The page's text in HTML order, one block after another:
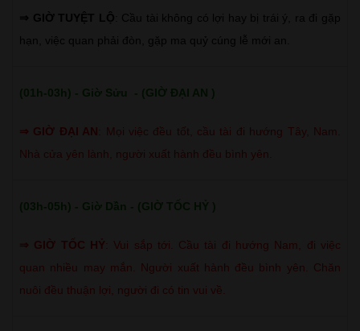
⇒ GIỜ TUYỆT LỘ : Cầu tài không có lợi hay bị trái ý, ra đi gặp
hạn, việc quan phải đòn, gặp ma quỷ cúng lễ mới an.
(01h-03h) - Giờ Sửu - (GIỜ ĐẠI AN )
⇒ GIỜ ĐẠI AN
Mọi việc đều tốt, cầu tài đi hướng Tây, Nam.
Nhà cửa yên lành, người xuất hành đều bình yên.
(03h-05h) - Giờ Dần - (GIỜ TỐC HỶ )
⇒ GIỜ TỐC HỶ
Vui sắp tới. Cầu tài đi hướng Nam, đi việc
quan nhiều may mắn. Người xuất hành đều bình yên. Chăn
nuôi đều thuận lợi, người đi có tin vui về.